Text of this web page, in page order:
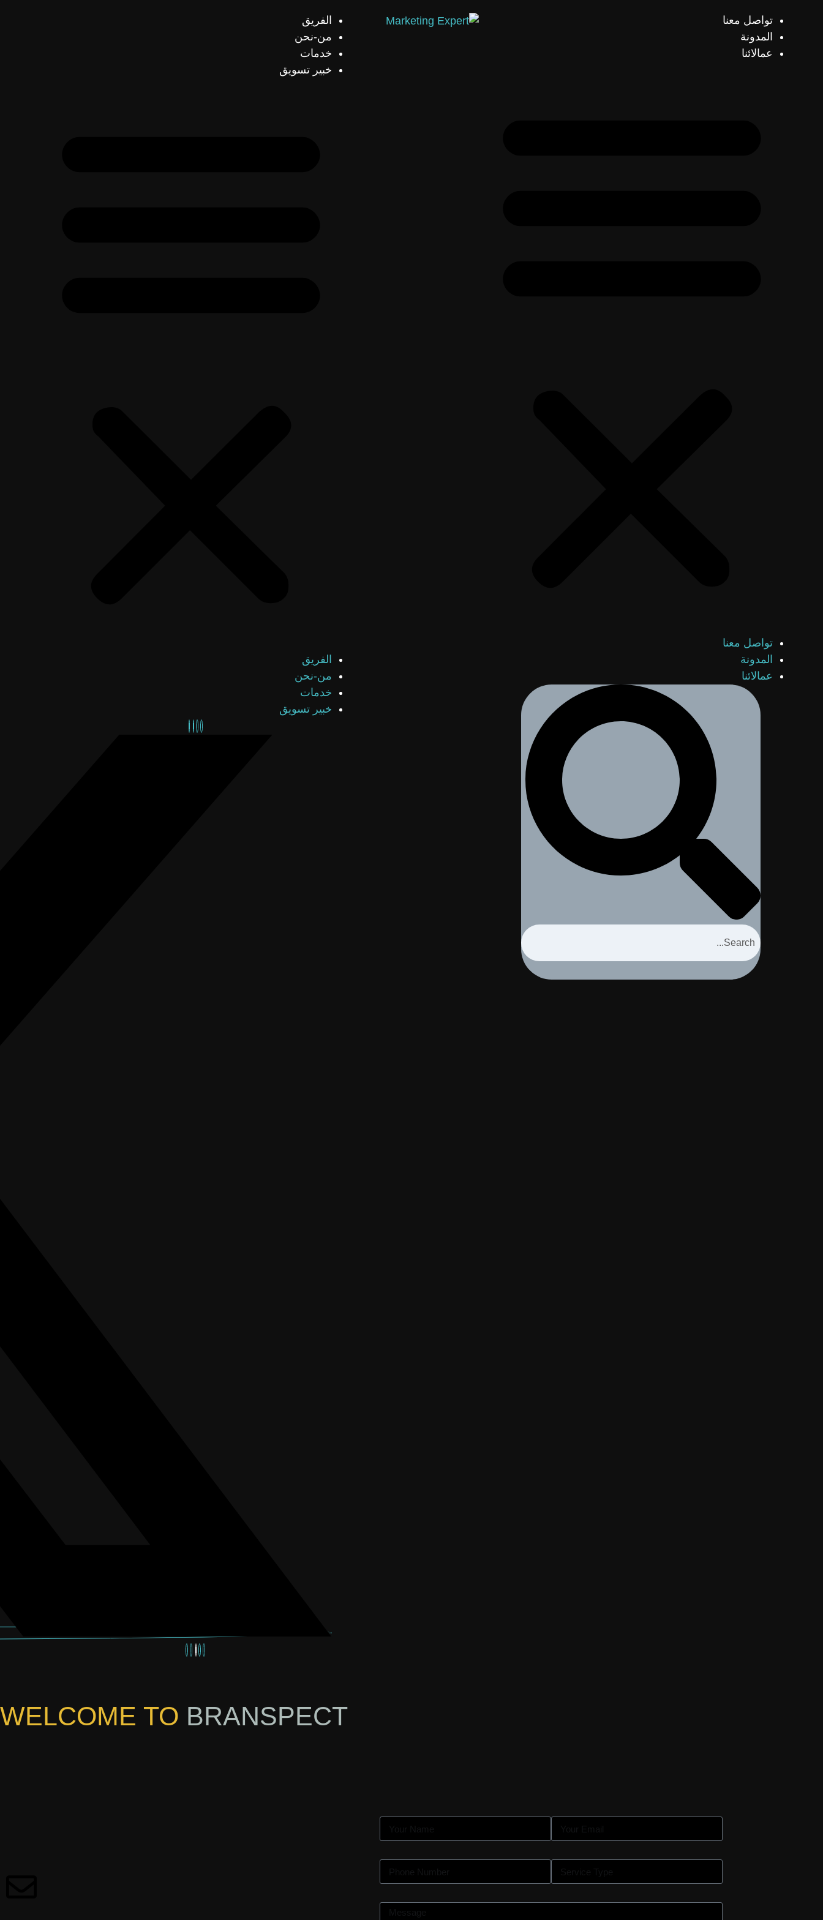
تواصل معنا
المدونة
عمالائنا
تواصل معنا
المدونة
عمالائنا
الفريق
من-نحن
خدمات
خبير تسويق
الفريق
من-نحن
خدمات
خبير تسويق
WELCOME TO BRANSPECT